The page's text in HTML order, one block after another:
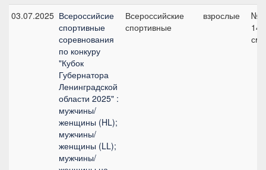
03.07.2025 Всероссийсие
спортивные
соревнования
по конкуру
"Кубок
Губернатора
Ленинградской
области 2025" :
мужчины/
женщины (HL);
мужчины/
женщины (LL);
мужчины/
Всероссийские
спортивные
взрослые
140
см